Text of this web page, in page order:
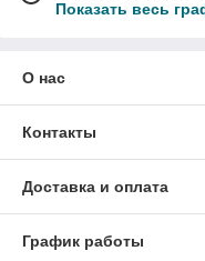
Показать весь
О нас
Контакты
Доставка и оплата
График работы